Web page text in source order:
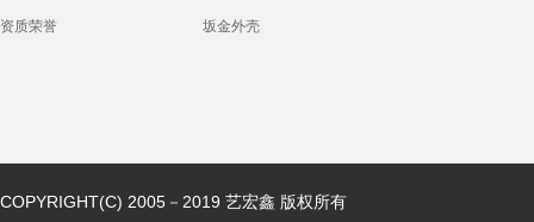
资质荣誉 坂金外壳
COPYRIGHT(C) 2005－2019 艺宏鑫 版权所有